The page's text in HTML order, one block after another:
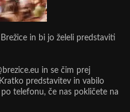
in bi jo želeli predstaviti
in se čim prej
predstavitev in vabilo
telefonu, če nas pokličete na